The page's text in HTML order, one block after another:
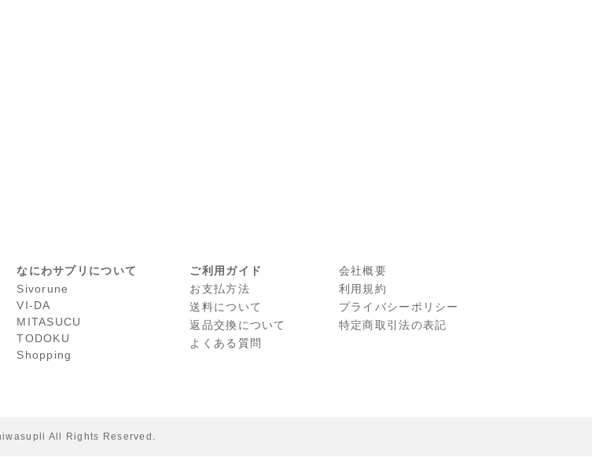
なにわサプリについて
Sivorune
VI-DA
MITASUCU
TODOKU
Shopping
ご利用ガイド
お支払方法
送料について
返品交換について
よくある質問
会社概要
利⽤規約
プライバシーポリシー
特定商取引法の表記
All Rights Reserved.